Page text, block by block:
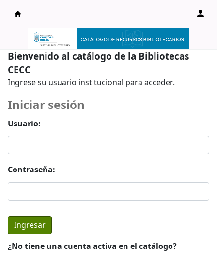
Catálogo en línea
Bienvenido al catálogo de la Bibliotecas
CECC
Ingrese su usuario institucional para acceder.
Iniciar sesión
Usuario:
Contraseña:
¿No tiene una cuenta activa en el catálogo?